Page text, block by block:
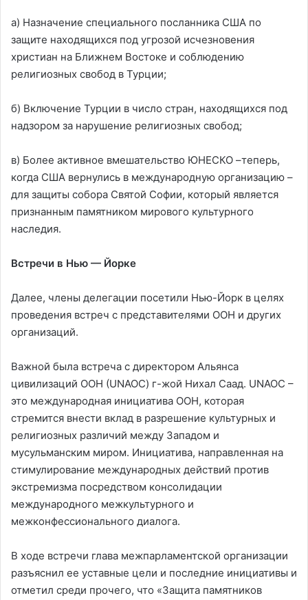
а) Назначение специального посланника США по
защите находящихся под угрозой исчезновения
христиан на Ближнем Востоке и соблюдению
религиозных свобод в Турции;
б) Включение Турции в число стран, находящихся под
надзором за нарушение религиозных свобод;
в) Более активное вмешательство ЮНЕСКО –теперь,
когда США вернулись в международную организацию –
для защиты собора Святой Софии, который является
признанным памятником мирового культурного
наследия.
Встречи в Нью — Йорке
Далее, члены делегации посетили Нью-Йорк в целях
проведения встреч с представителями ООН и других
организаций.
Важной была встреча с директором Альянса
цивилизаций ООН (UNAOC) г-жой Нихал Саад. UNAOC –
это международная инициатива ООН, которая
стремится внести вклад в разрешение культурных и
религиозных различий между Западом и
мусульманским миром. Инициатива, направленная на
стимулирование международных действий против
экстремизма посредством консолидации
международного межкультурного и
межконфессионального диалога.
В ходе встречи глава межпарламентской организации
разъяснил ее уставные цели и последние инициативы и
отметил среди прочего, что «Защита памятников